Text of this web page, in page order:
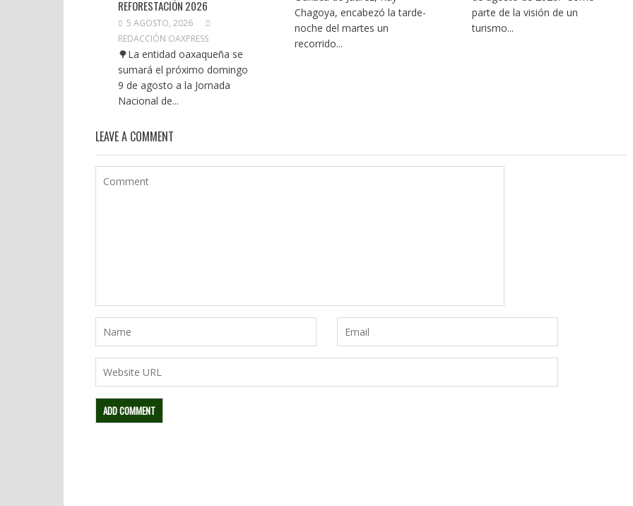
REFORESTACIÓN 2026
5 AGOSTO, 2026
REDACCIÓN OAXPRESS
🌳La entidad oaxaqueña se
sumará el próximo domingo
9 de agosto a la Jornada
Nacional de...
Chagoya, encabezó la tarde-
noche del martes un
recorrido...
parte de la visión de un
turismo...
LEAVE A COMMENT